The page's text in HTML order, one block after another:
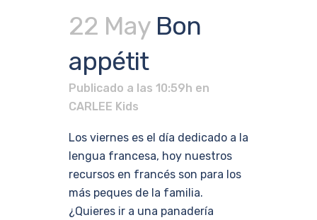
22 May Bon
appétit
Publicado a las 10:59h en
CARLEE Kids
Los viernes es el día dedicado a la
lengua francesa, hoy nuestros
recursos en francés son para los
más peques de la familia.
¿Quieres ir a una panadería